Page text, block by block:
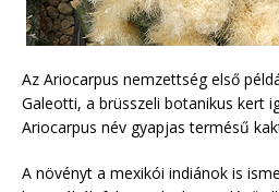
Az Ariocarpus nemzettség első
Galeotti, a brüsszeli botanikus kert
Ariocarpus név gyapjas termésű
A növényt a mexikói indiánok is